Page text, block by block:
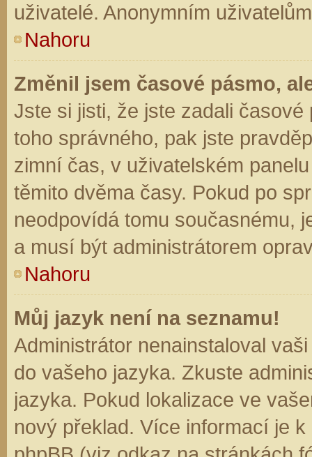
uživatelé. Anonymním
Nahoru
Změnil jsem časové pásmo,
Jste si jisti, že jste zadali
toho správného, pak jste
zimní čas, v uživatelském
těmito dvěma časy. Pokud po
neodpovídá tomu současnému,
a musí být administrátorem
Nahoru
Můj jazyk není na seznamu!
Administrátor nenainstaloval
do vašeho jazyka. Zkuste
jazyka. Pokud lokalizace ve
nový překlad. Více informací je